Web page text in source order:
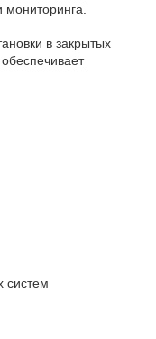
в закрытых
систем